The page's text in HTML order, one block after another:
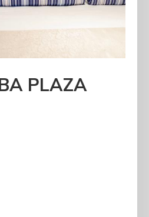
PLAZA